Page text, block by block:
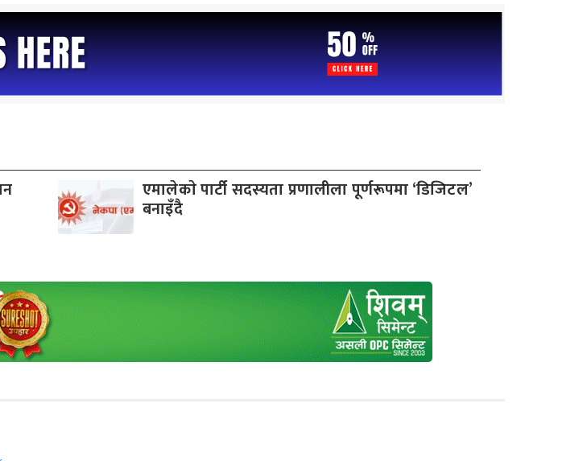
एमालेकाे पार्टी सदस्यता प्रणालीला पूर्णरूपमा ‘डिजिटल’
बनाइँदै